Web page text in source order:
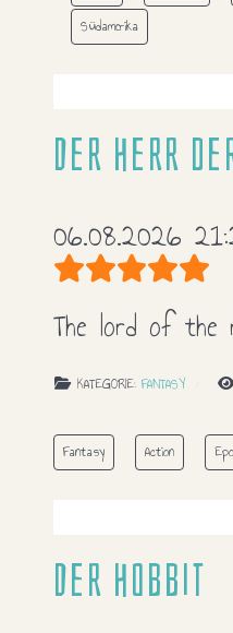
Südamerika
Der Herr
06.08.2026
Bewertung: 5/
The lord of the
KATEGORIE: FANTASY
Fantasy Action
Der Hobbit